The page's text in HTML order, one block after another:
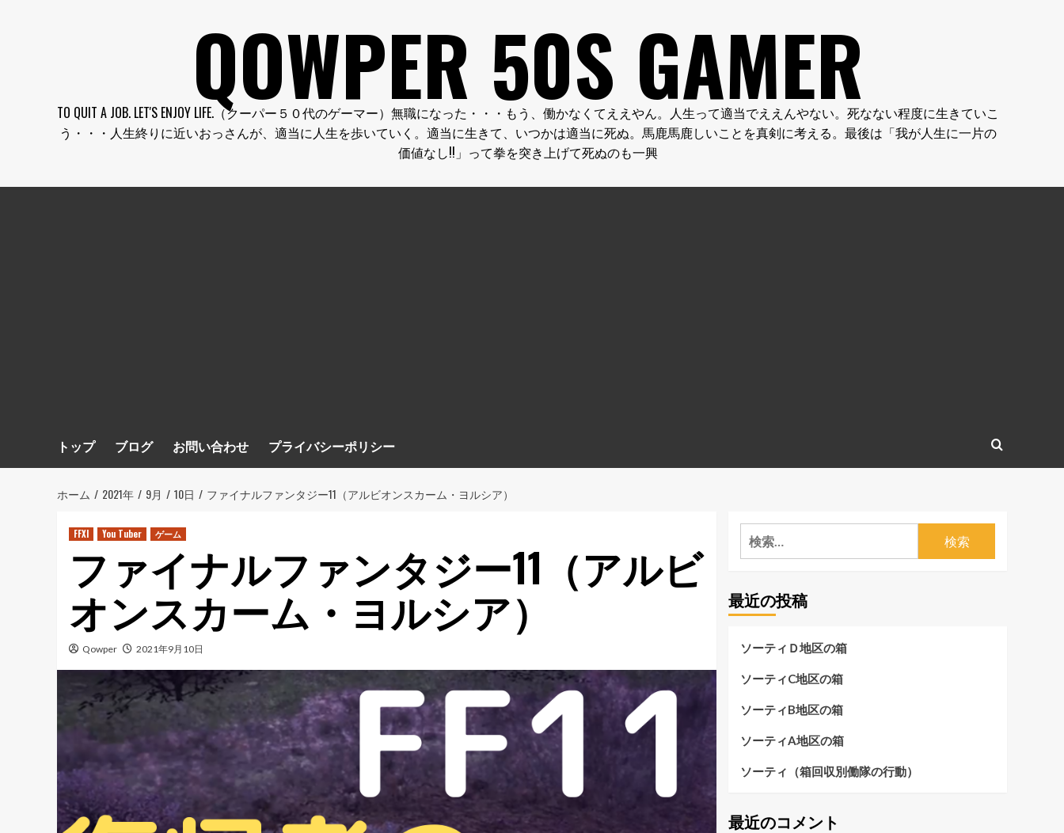
プ
QOWPER 50S GAMER
TO QUIT A JOB. LET'S ENJOY LIFE.（クーパー５０代のゲーマー）無職になった・・・もう、働かなくてええやん。人生って適当でええんやない。死なない程度に生きていこ
う・・・人生終りに近いおっさんが、適当に人生を歩いていく。適当に生きて、いつかは適当に死ぬ。馬鹿馬鹿しいことを真剣に考える。最後は「我が人生に一片の
価値なし!!」って拳を突き上げて死ぬのも一興
トップ ブログ お問い合わせ プライバシーポリシー
ホーム 2021年 9月 10日 ファイナルファンタジー11（アルビオンスカーム・ヨルシア）
FFXI You Tuber ゲーム
ファイナルファンタジー11（アルビ
オンスカーム・ヨルシア）
Qowper 2021年9月10日
検
索:
最近の投稿
ソーティＤ地区の箱
ソーティC地区の箱
ソーティB地区の箱
ソーティA地区の箱
ソーティ（箱回収別働隊の行動）
最近のコメント